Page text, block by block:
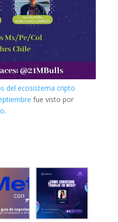
del ecosistema cripto
fue visto por
.